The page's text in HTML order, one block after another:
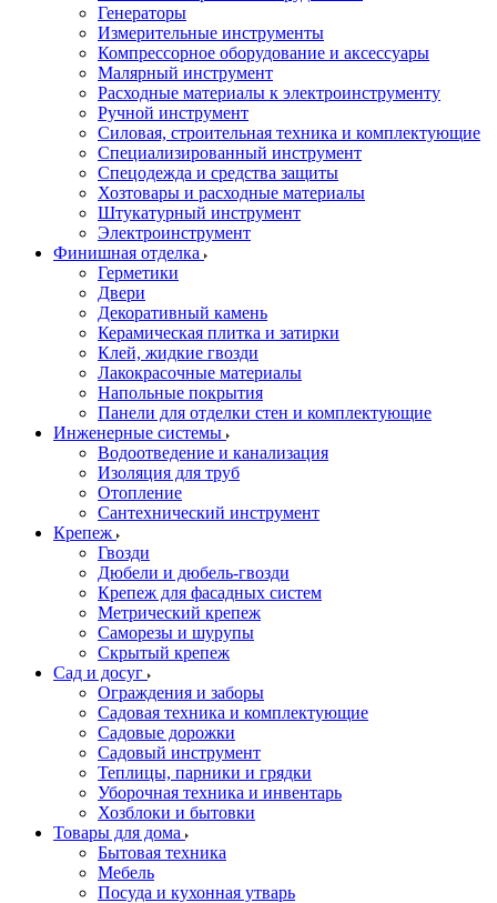
Генераторы
Измерительные инструменты
Компрессорное оборудование и аксессуары
Малярный инструмент
Расходные материалы к электроинструменту
Ручной инструмент
Силовая, строительная техника и комплектующие
Специализированный инструмент
Спецодежда и средства защиты
Хозтовары и расходные материалы
Штукатурный инструмент
Электроинструмент
Финишная отделка
Герметики
Двери
Декоративный камень
Керамическая плитка и затирки
Клей, жидкие гвозди
Лакокрасочные материалы
Напольные покрытия
Панели для отделки стен и комплектующие
Инженерные системы
Водоотведение и канализация
Изоляция для труб
Отопление
Сантехнический инструмент
Крепеж
Гвозди
Дюбели и дюбель-гвозди
Крепеж для фасадных систем
Метрический крепеж
Саморезы и шурупы
Скрытый крепеж
Сад и досуг
Ограждения и заборы
Садовая техника и комплектующие
Садовые дорожки
Садовый инструмент
Теплицы, парники и грядки
Уборочная техника и инвентарь
Хозблоки и бытовки
Товары для дома
Бытовая техника
Мебель
Посуда и кухонная утварь